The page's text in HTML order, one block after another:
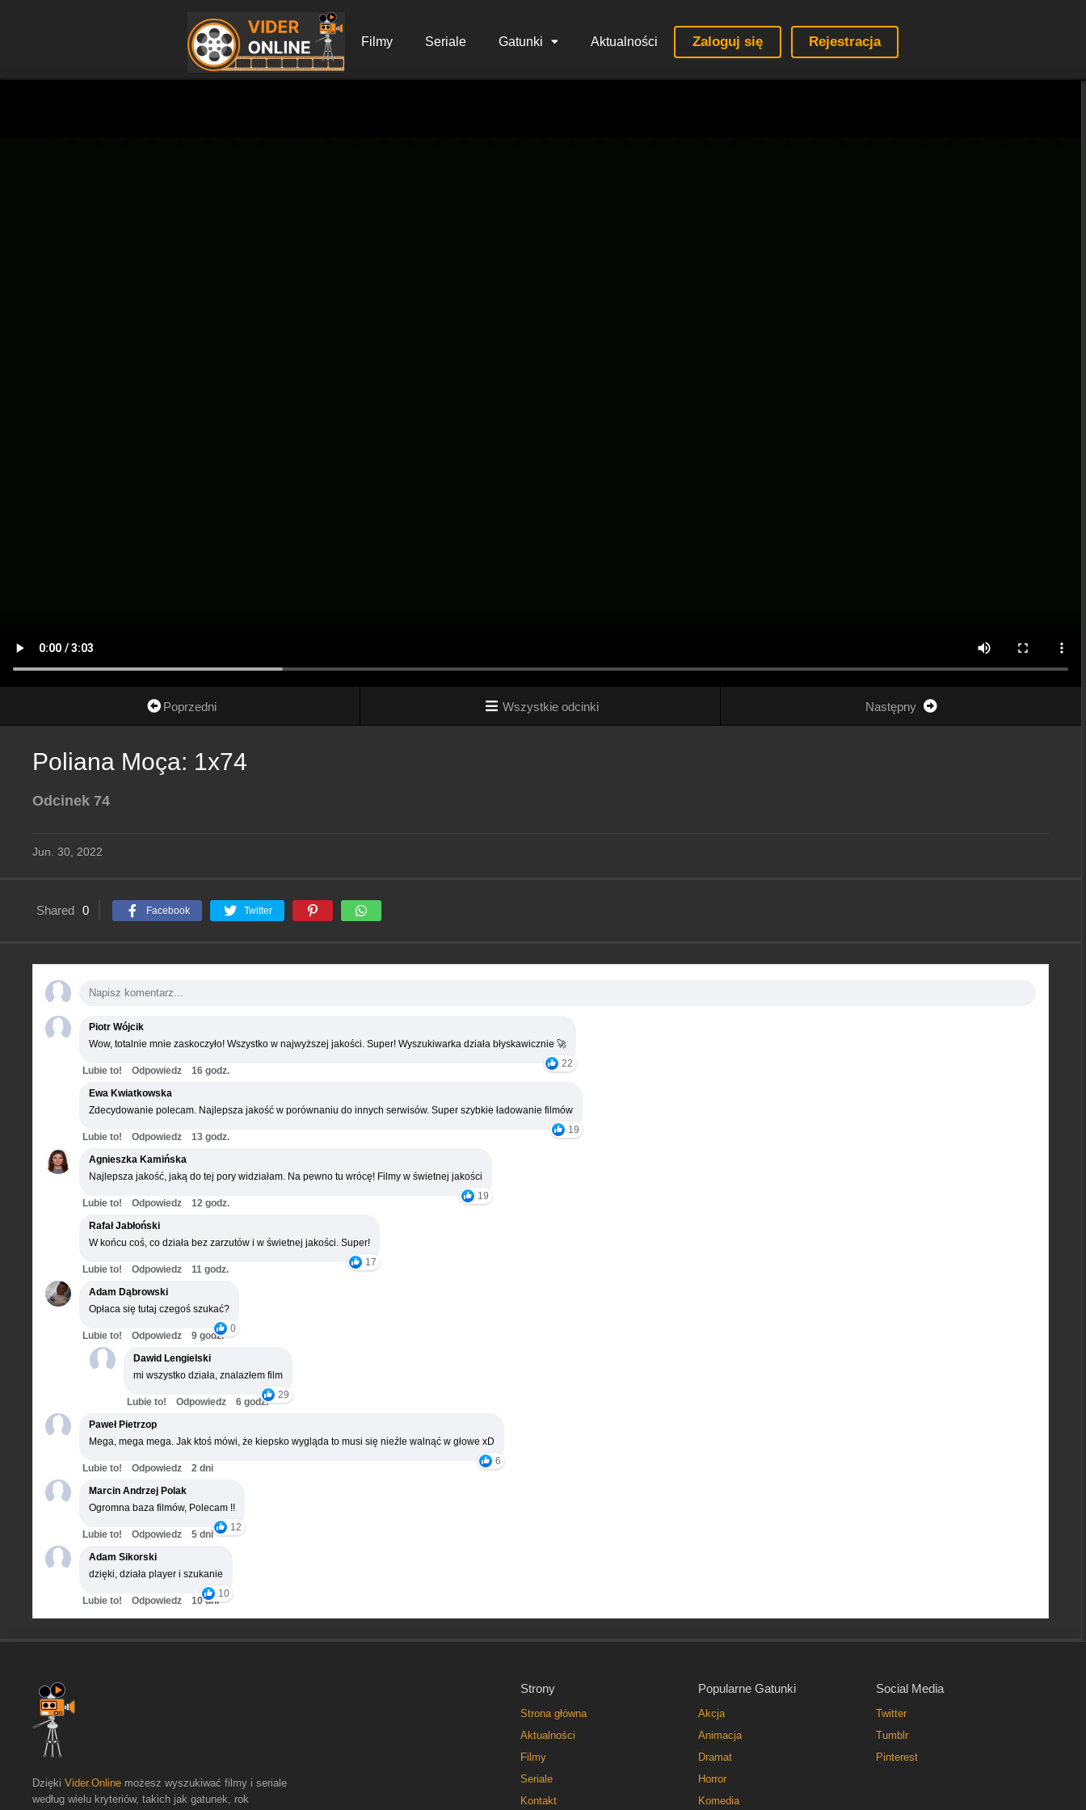
Filmy Seriale Gatunki Aktualności Zaloguj się Rejestracja
Poprzedni Wszystkie odcinki Następny
Poliana Moça: 1x74
Odcinek 74
Jun. 30, 2022
Shared 0 Facebook Twitter
Piotr Wójcik
Wow, totalnie mnie zaskoczyło! Wszystko w najwyższej jakości. Super! Wyszukiwarka działa błyskawicznie 🚀
22
Lubie to! Odpowiedz
16 godz.
Ewa Kwiatkowska
Zdecydowanie polecam. Najlepsza jakość w porównaniu do innych serwisów. Super szybkie ładowanie filmów
19
Lubie to! Odpowiedz
13 godz.
Agnieszka Kamińska
Najlepsza jakość, jaką do tej pory widziałam. Na pewno tu wrócę! Filmy w świetnej jakości
19
Lubie to! Odpowiedz
12 godz.
Rafał Jabłoński
W końcu coś, co działa bez zarzutów i w świetnej jakości. Super!
17
Lubie to! Odpowiedz
11 godz.
Adam Dąbrowski
Opłaca się tutaj czegoś szukać?
0
Lubie to! Odpowiedz
9 godz.
Dawid Lengielski
mi wszystko działa, znalazłem film
29
Lubie to! Odpowiedz
6 godz.
Paweł Pietrzop
Mega, mega mega. Jak ktoś mówi, że kiepsko wygląda to musi się nieźle walnąć w głowe xD
6
Lubie to! Odpowiedz
2 dni
Marcin Andrzej Polak
Ogromna baza filmów, Polecam !!
12
Lubie to! Odpowiedz
5 dni
Adam Sikorski
dzięki, działa player i szukanie
10
Lubie to! Odpowiedz 10 dni
Strony
Strona główna
Aktualności
Filmy
Seriale
Kontakt
Popularne Gatunki
Akcja
Animacja
Dramat
Horror
Komedia
Social Media
Twitter
Tumblr
Pinterest
Dzięki Vider.Online możesz wyszukiwać filmy i seriale
według wielu kryteriów, takich jak gatunek, rok